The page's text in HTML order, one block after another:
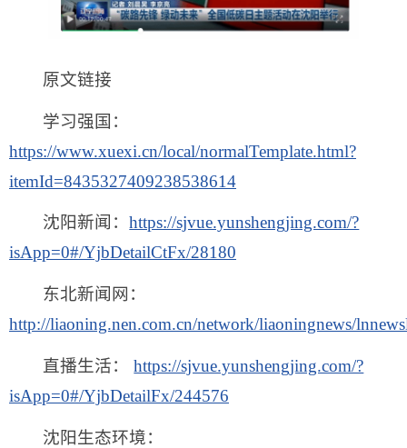
原文链接
学习强国：
https://www.xuexi.cn/local/normalTemplate.html?
itemId=8435327409238538614
沈阳新闻：https://sjvue.yunshengjing.com/?
isApp=0#/YjbDetailCtFx/28180
东北新闻网：
http://liaoning.nen.com.cn/network/liaoningnews/
直播生活：https://sjvue.yunshengjing.com/?
isApp=0#/YjbDetailFx/244576
沈阳生态环境：